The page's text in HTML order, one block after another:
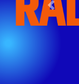
Previous